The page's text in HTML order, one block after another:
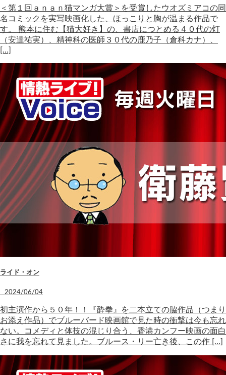
＜第１回ａｎａｎ猫マンガ大賞＞を受賞したウオズミアコの同
名コミックを実写映画化した、ほっこりと胸が温まる作品で
す。 熊本に住む【猫大好き】の、書店につとめる４０代の灯
（安達祐実）、精神科の医師３０代の鹿乃子（倉科カナ）、
[…]
ライド・オン
2024/06/04
初主演作から５０年！！『酔拳』を二本立ての脇作品（つまり
お添え作品）でブルーバード映画館で見た時の衝撃は今も忘れ
ない。コメディと体技の混じり合う、香港カンフー映画の面白
さに我を忘れて見ました。ブルース・リー亡き後、この作 […]